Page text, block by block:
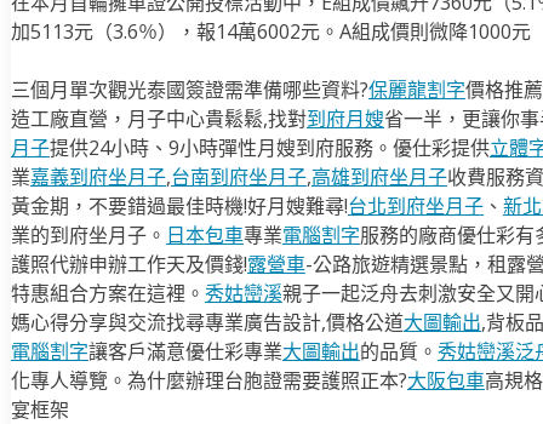
加5113元（3.6％），報14萬6002元。A組成價則微降1000元
三個月單次觀光泰國簽證需準備哪些資料?保麗龍割字價格推
造工廠直營，月子中心貴鬆鬆,找對到府月嫂省一半，更讓你事
月子提供24小時、9小時彈性月嫂到府服務。優仕彩提供立體
業嘉義到府坐月子,台南到府坐月子,高雄到府坐月子收費服務
黃金期，不要錯過最佳時機!好月嫂難尋!台北到府坐月子、 新
業的到府坐月子。 日本包車專業電腦割字服務的廠商優仕彩
護照代辦申辦工作天及價錢!露營車-公路旅遊精選景點，租露
特惠組合方案在這裡。 秀姑巒溪親子一起泛舟去​刺激安全又
媽心得分享與交流找尋專業廣告設計,價格公道大圖輸出,背板
電腦割字讓客戶滿意優仕彩專業大圖輸出的品質。 秀姑巒溪泛
化專人導覽。為什麼辦理台胞證需要護照正本?大阪包車高規
宴框架